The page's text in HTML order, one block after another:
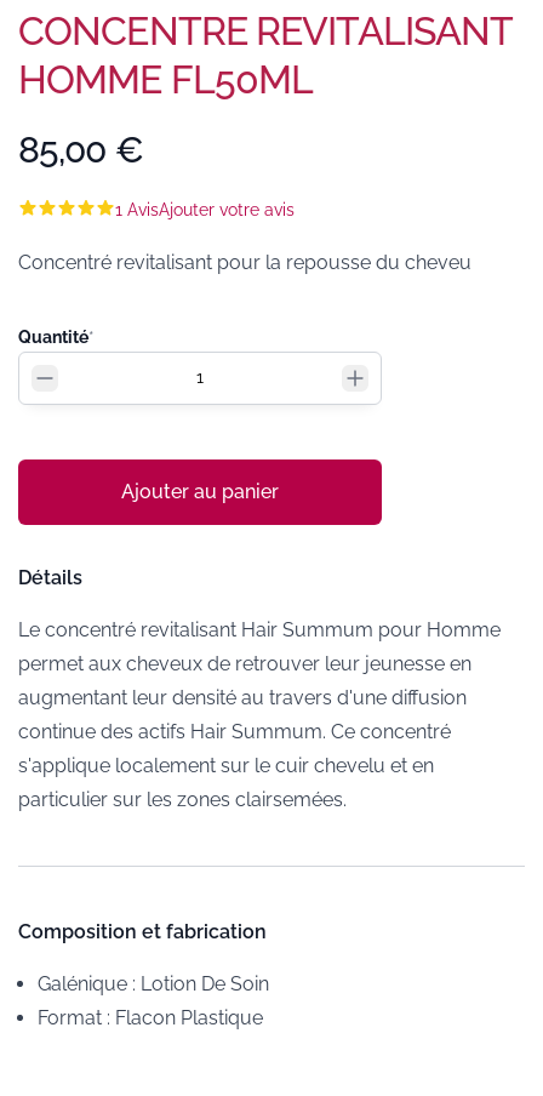
CONCENTRE REVITALISANT
HOMME FL50ML
85,00 €
1 AvisAjouter votre avis
Concentré revitalisant pour la repousse du cheveu
Quantité*
Ajouter au panier
Détails
Le concentré revitalisant Hair Summum pour Homme
permet aux cheveux de retrouver leur jeunesse en
augmentant leur densité au travers d'une diffusion
continue des actifs Hair Summum. Ce concentré
s'applique localement sur le cuir chevelu et en
particulier sur les zones clairsemées.
Composition et fabrication
Galénique : Lotion De Soin
Format : Flacon Plastique